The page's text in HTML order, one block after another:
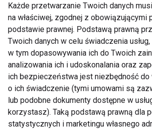
Pracujesz w
korporacji? Sprawdź,
jak dbać o kręgosłup!
Ból,
łopatki
Każde przetwarzanie Twoich danych
na właściwej, zgodnej z obowiązującymi
podstawie prawnej. Podstawą prawną
Twoich danych w celu świadczenia usług,
w tym dopasowywania ich do Twoich
analizowania ich i udoskonalania oraz
ich bezpieczeństwa jest niezbędność do
o ich świadczenie (tymi umowami są
lub podobne dokumenty dostępne w
korzystasz). Taką podstawą prawną dla
statystycznych i marketingu własnego